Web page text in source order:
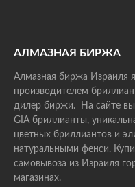
АЛМАЗНАЯ БИРЖА
Алмазная биржа Израиля
производителем
дилер биржи. На сайте
GIA бриллианты,
цветных бриллиантов и
натуральными фенси.
самовывоза из Израиля
магазинах.